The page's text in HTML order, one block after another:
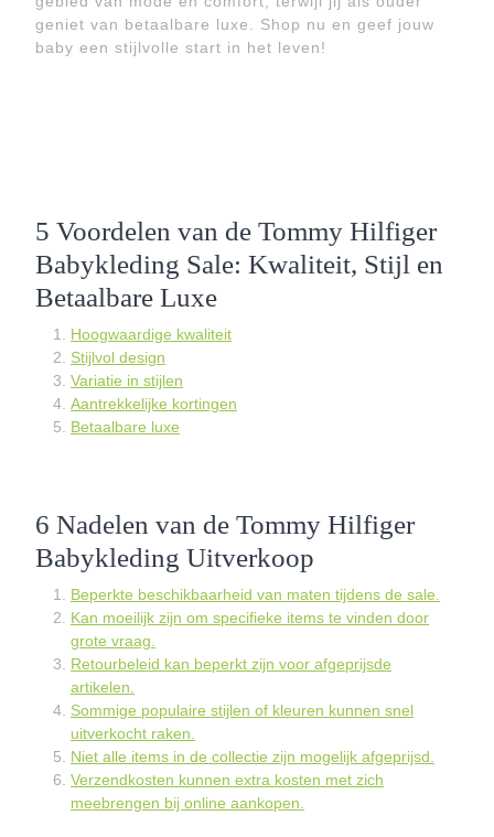
geniet van betaalbare luxe. Shop nu en geef jouw
baby een stijlvolle start in het leven!
5 Voordelen van de Tommy Hilfiger
Babykleding Sale: Kwaliteit, Stijl en
Betaalbare Luxe
Hoogwaardige kwaliteit
Stijlvol design
Variatie in stijlen
Aantrekkelijke kortingen
Betaalbare luxe
6 Nadelen van de Tommy Hilfiger
Babykleding Uitverkoop
Beperkte beschikbaarheid van maten tijdens de sale.
Kan moeilijk zijn om specifieke items te vinden door
grote vraag.
Retourbeleid kan beperkt zijn voor afgeprijsde
artikelen.
Sommige populaire stijlen of kleuren kunnen snel
uitverkocht raken.
Niet alle items in de collectie zijn mogelijk afgeprijsd.
Verzendkosten kunnen extra kosten met zich
meebrengen bij online aankopen.